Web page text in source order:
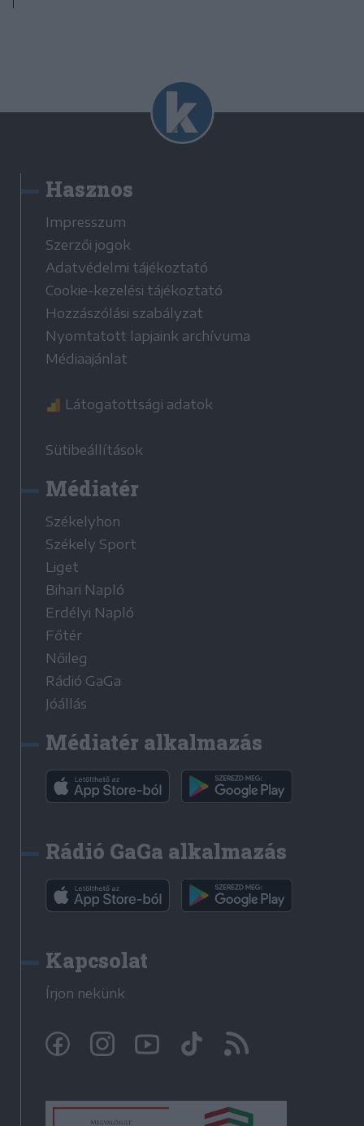
Hasznos
Impresszum
Szerzői jogok
Adatvédelmi tájékoztató
Cookie-kezelési tájékoztató
Hozzászólási szabályzat
Nyomtatott lapjaink archívuma
Médiaajánlat
Látogatottsági adatok
Sütibeállítások
Médiatér
Székelyhon
Székely Sport
Liget
Bihari Napló
Erdélyi Napló
Főtér
Nőileg
Rádió GaGa
Jóállás
Médiatér alkalmazás
Rádió GaGa alkalmazás
Kapcsolat
Írjon nekünk